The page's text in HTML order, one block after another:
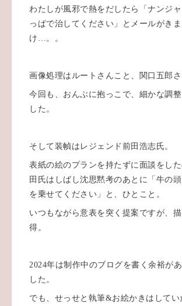
わたしが風邪で熱をだしたら「ナンジ
っぱで治してください」とメールがき
け…。。
画像処理はルートさんこと、関口五郎さ
今回も、おんぶに抱っこで、細かな調
した。
そして装幀はレジェンド前田浩志氏。
表紙の絵のプランを持たずに面談をし
田氏はしばし沈思黙考のあとに「牛の
を乗せてください」と、ひとこと。
いつもながら意表を突く提案ですが、
得。
2024年は制作中のブログを書く余裕が
した。
でも、せっせと執筆&お絵かきはして